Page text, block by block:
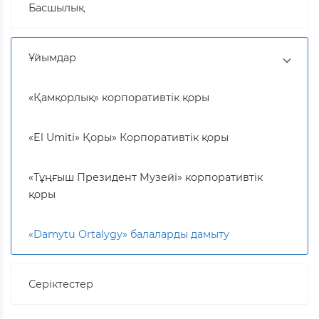
Басшылық
Ұйымдар
«Қамқорлық» корпоративтік қоры
«El Umiti» Қоры» Корпоративтік қоры
«Тұңғыш Президент Музейі» корпоративтік
қоры
«Damytu Ortalygy» балаларды дамыту
Серіктестер